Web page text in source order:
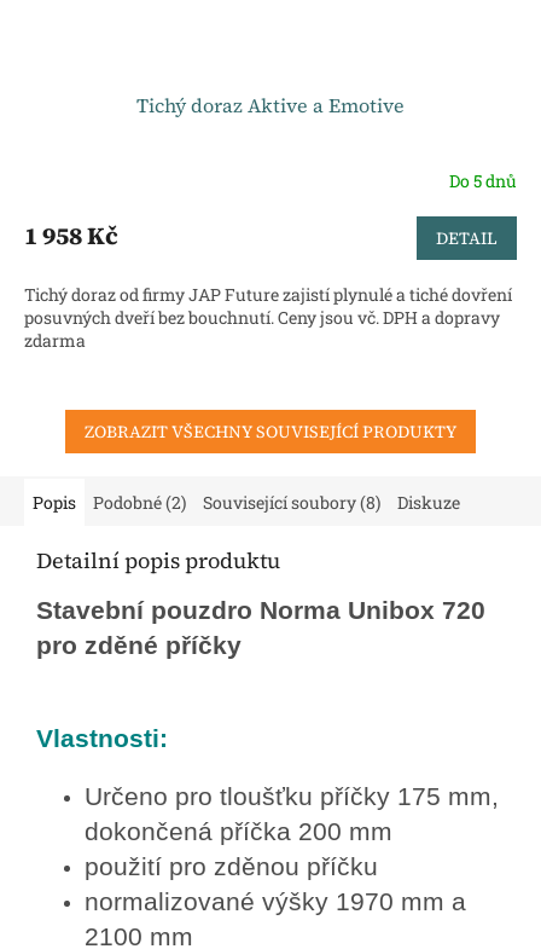
Tichý doraz Aktive a Emotive
Do 5 dnů
1 958 Kč DETAIL
Tichý doraz od firmy JAP Future zajistí plynulé a tiché dovření
posuvných dveří bez bouchnutí. Ceny jsou vč. DPH a dopravy
zdarma
ZOBRAZIT VŠECHNY SOUVISEJÍCÍ PRODUKTY
Popis Podobné (2) Související soubory (8) Diskuze
Detailní popis produktu
Stavební pouzdro Norma Unibox 720
pro zděné příčky
Vlastnosti:
Určeno pro tloušťku příčky 175 mm,
dokončená příčka 200 mm
použití pro zděnou příčku
normalizované výšky 1970 mm a
2100 mm